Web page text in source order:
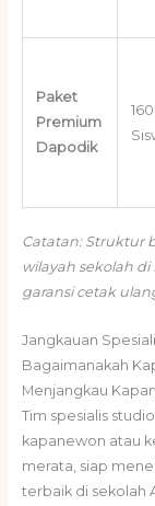
Paket
Premium
Dapodik
160
Catatan: Struktur
wilayah sekolah
garansi cetak
Jangkauan
Bagaimanakah
Menjangkau
Tim spesialis
kapanewon atau
merata, siap
terbaik di sekolah